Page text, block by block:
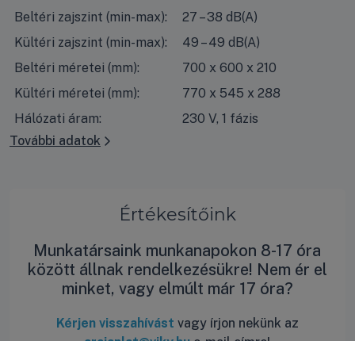
Beltéri zajszint (min-max):
27 – 38 dB(A)
Kültéri zajszint (min-max):
49 – 49 dB(A)
Beltéri méretei (mm):
700 x 600 x 210
Kültéri méretei (mm):
770 x 545 x 288
Hálózati áram:
230 V, 1 fázis
További adatok
Értékesítőink
Munkatársaink munkanapokon 8-17 óra
között állnak rendelkezésükre! Nem ér el
minket, vagy elmúlt már 17 óra?
Kérjen visszahívást vagy írjon nekünk az